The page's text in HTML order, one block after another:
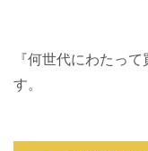
『何世代にわたっ
す。